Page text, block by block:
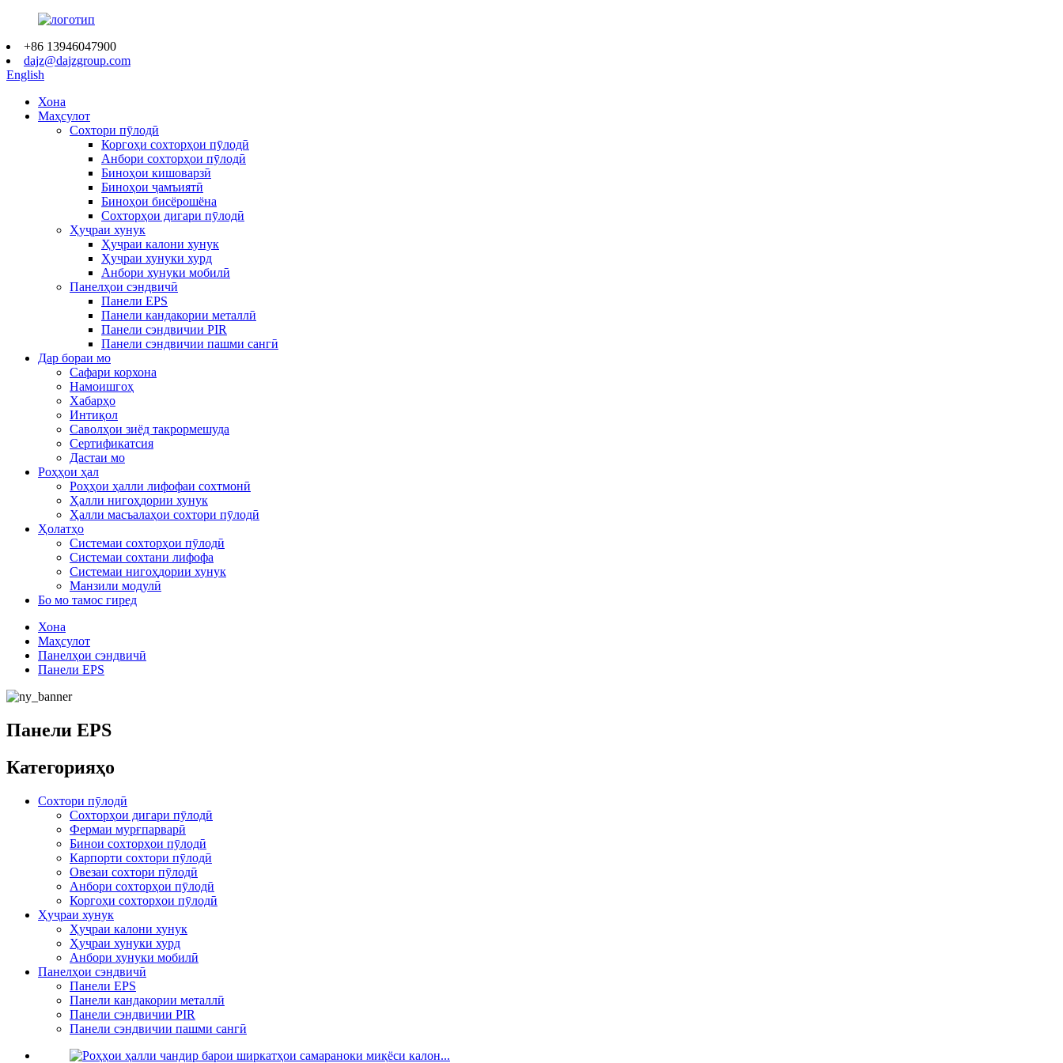
+86 13946047900
dajz@dajzgroup.com
English
Хона
Маҳсулот
Сохтори пӯлодӣ
Коргоҳи сохторҳои пӯлодӣ
Анбори сохторҳои пӯлодӣ
Биноҳои кишоварзӣ
Биноҳои ҷамъиятӣ
Биноҳои бисёрошёна
Сохторҳои дигари пӯлодӣ
Ҳуҷраи хунук
Ҳуҷраи калони хунук
Ҳуҷраи хунуки хурд
Анбори хунуки мобилӣ
Панелҳои сэндвичӣ
Панели EPS
Панели кандакории металлӣ
Панели сэндвичии PIR
Панели сэндвичии пашми сангӣ
Дар бораи мо
Сафари корхона
Намоишгоҳ
Хабарҳо
Интиқол
Саволҳои зиёд такрормешуда
Сертификатсия
Дастаи мо
Роҳҳои ҳал
Роҳҳои ҳалли лифофаи сохтмонӣ
Ҳалли нигоҳдории хунук
Ҳалли масъалаҳои сохтори пӯлодӣ
Ҳолатҳо
Системаи сохторҳои пӯлодӣ
Системаи сохтани лифофа
Системаи нигоҳдории хунук
Манзили модулӣ
Бо мо тамос гиред
Хона
Маҳсулот
Панелҳои сэндвичӣ
Панели EPS
Панели EPS
Категорияҳо
Сохтори пӯлодӣ
Сохторҳои дигари пӯлодӣ
Фермаи мурғпарварӣ
Бинои сохторҳои пӯлодӣ
Карпорти сохтори пӯлодӣ
Овезаи сохтори пӯлодӣ
Анбори сохторҳои пӯлодӣ
Коргоҳи сохторҳои пӯлодӣ
Ҳуҷраи хунук
Ҳуҷраи калони хунук
Ҳуҷраи хунуки хурд
Анбори хунуки мобилӣ
Панелҳои сэндвичӣ
Панели EPS
Панели кандакории металлӣ
Панели сэндвичии PIR
Панели сэндвичии пашми сангӣ